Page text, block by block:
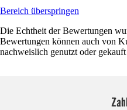
Bereich überspringen
Die Echtheit der Bewertungen
Bewertungen können auch von
nachweislich genutzt oder gekauft